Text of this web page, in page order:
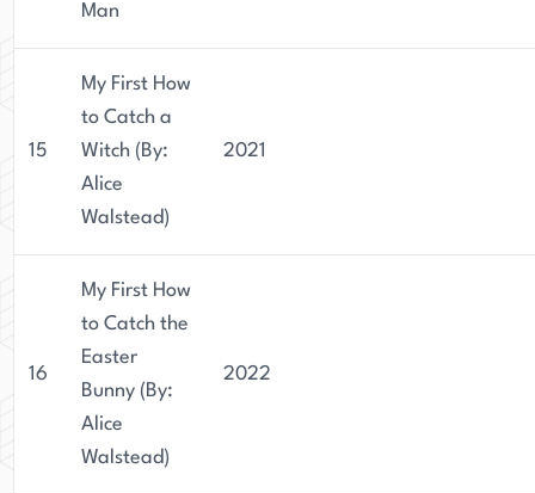
Man
15
My First How
to Catch a
Witch (By:
Alice
Walstead)
2021
16
My First How
to Catch the
Easter
Bunny (By:
Alice
Walstead)
2022